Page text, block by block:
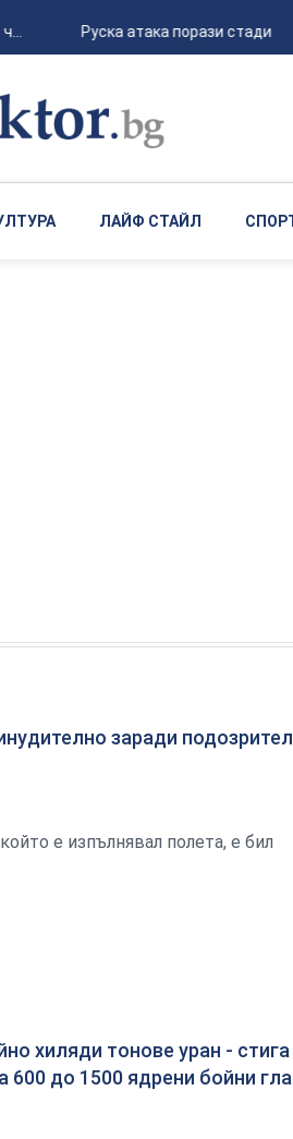
Руска атака порази стадион
ЛАЙФ СТАЙЛ
заради
е изпълнявал полета, е бил
хиляди тонове уран - стига
600 до 1500 ядрени бойни